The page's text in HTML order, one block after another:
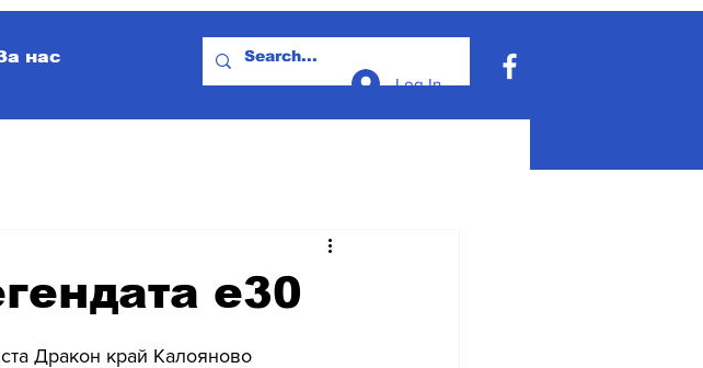
нас
Log In
е30
Дракон край Калояново